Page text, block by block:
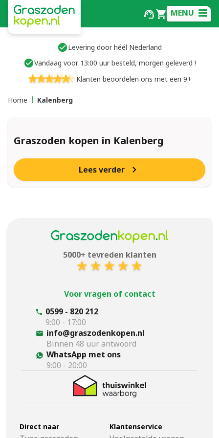
MENU
Levering door héél Nederland
Vandaag voor 13:00 uur besteld, morgen geleverd !
Klanten beoordelen ons met een 9+
Home Kalenberg
Graszoden kopen in Kalenberg
Lees verder
5000+ tevreden klanten
Voor vragen of contact
0599 - 820 212
9:00 - 17:00
info@graszodenkopen.nl
Binnen 48 uur antwoord
WhatsApp met ons
9:00 - 20:00
Direct naar Klantenservice